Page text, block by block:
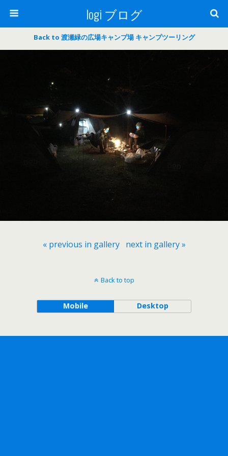
logi ブログ
Back to 渡瀬緑の広場キャンプ場 キャンプツーリング
« previous in gallery next in gallery »
Back to top
Mobile Desktop